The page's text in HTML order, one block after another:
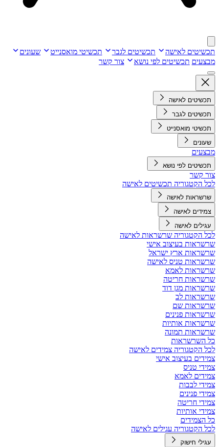
תכשיטים לאישה תכשיטים לגבר תכשיטי מואסנייט
שעונים
מבצעים תכשיטים לפי נושא צור קשר
תכשיטים לאישה
תכשיטים לגבר
תכשיטי מואסנייט
שעונים
מבצעים
תכשיטים לפי נושא
צור קשר
לכל הקטגוריה תכשיטים לאישה
שרשראות לאישה
צמידים לאישה
עגילים לאישה
לכל הקטגוריה שרשראות לאישה
שרשראות בעיצוב אישי
שרשראות ארץ ישראל
שרשראות טניס לאישה
שרשראות לאמא
שרשראות חריטה
שרשראות מגן דוד
שרשראות לב
שרשראות שם
שרשראות פנינים
שרשראות אותיות
שרשראות תמונה
כל השרשראות
לכל הקטגוריה צמידים לאישה
צמידים בעיצוב אישי
צמידי טניס
צמידים לאמא
צמידי לבבות
צמידי פנינים
צמידי חריטה
צמידי אותיות
כל הצמידים
לכל הקטגוריה עגילים לאישה
עגילי חישוק